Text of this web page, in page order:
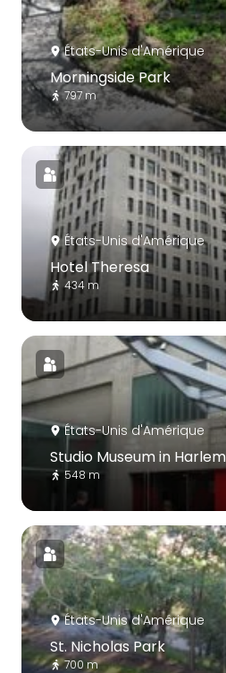
États-Unis d'Amérique
Morningside Park
797 m
États-Unis d'Amérique
Hotel Theresa
434 m
États-Unis d'Amérique
Studio Museum in Harlem
548 m
États-Unis d'Amérique
St. Nicholas Park
700 m